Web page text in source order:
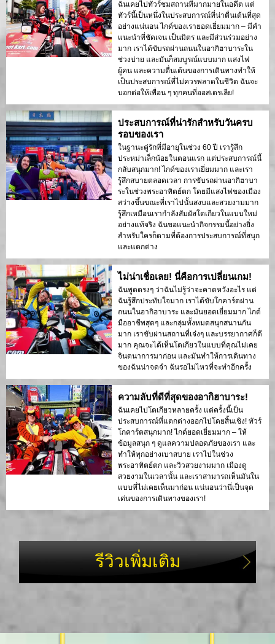
ฉันเคยไปทัวร์ชมสถานที่มากมายในอดีต แต่
ทัวร์นี้เป็นหนึ่งในประสบการณ์ที่น่าตื่นเต้นที่สุด
อย่างแน่นอน ไกด์ของเรายอดเยี่ยมมาก – มีคำ
แนะนำที่ชัดเจน เป็นมิตร และมีส่วนร่วมอย่าง
มาก เราได้ขับรถผ่านถนนในอากิฮาบาระใน
ช่วงบ่าย และมันก็สมบูรณ์แบบมาก แสงไฟ
ผู้คน และความตื่นเต้นของการเดินทางทำให้
เป็นประสบการณ์ที่ไม่ควรพลาดในชีวิต ฉันจะ
บอกต่อให้เพื่อน ๆ ทุกคนที่ออสเตรเลีย!
ประสบการณ์ที่น่ารักสำหรับวันครบ
รอบของเรา
ในฐานะคู่รักที่มีอายุในช่วง 60 ปี เรารู้สึก
ประหม่าเล็กน้อยในตอนแรก แต่ประสบการณ์นี้
กลับสนุกมาก! ไกด์ของเราเยี่ยมมาก และเรา
รู้สึกสบายตลอดเวลา การขับรถผ่านอากิฮาบา
ระในช่วงพระอาทิตย์ตก โดยมีแสงไฟของเมือง
สว่างขึ้นขณะที่เราไปนั้นสงบและสวยงามมาก
รู้สึกเหมือนเรากำลังสัมผัสโตเกียวในแบบใหม่
อย่างแท้จริง ฉันขอแนะนำกิจกรรมนี้อย่างยิ่ง
สำหรับใครก็ตามที่ต้องการประสบการณ์ที่สนุก
และแตกต่าง
ไม่น่าเชื่อเลย! นี่คือการเปลี่ยนเกม!
ฉันพูดตรงๆ ว่าฉันไม่รู้ว่าจะคาดหวังอะไร แต่
ฉันรู้สึกประทับใจมาก เราได้ขับโกคาร์ตผ่าน
ถนนในอากิฮาบาระ และมันยอดเยี่ยมมาก ไกด์
มืออาชีพสุดๆ และกลุ่มทั้งหมดสนุกสนานกัน
มาก เราขับผ่านสถานที่เจ๋งๆ และบรรยากาศก็ดี
มาก คุณจะได้เห็นโตเกียวในแบบที่คุณไม่เคย
จินตนาการมาก่อน และมันทำให้การเดินทาง
ของฉันน่าจดจำ ฉันรอไม่ไหวที่จะทำอีกครั้ง
ความลับที่ดีที่สุดของอากิฮาบาระ!
ฉันเคยไปโตเกียวหลายครั้ง แต่ครั้งนี้เป็น
ประสบการณ์ที่แตกต่างออกไปโดยสิ้นเชิง! ทัวร์
โกคาร์ตสนุกมาก! ไกด์ยอดเยี่ยมมาก – ให้
ข้อมูลสนุก ๆ ดูแลความปลอดภัยของเรา และ
ทำให้ทุกอย่างเบาสบาย เราไปในช่วง
พระอาทิตย์ตก และวิวสวยงามมาก เมืองดู
สวยงามในเวลานั้น และเราสามารถเห็นมันใน
แบบที่ไม่เคยเห็นมาก่อน แน่นอนว่านี่เป็นจุด
เด่นของการเดินทางของเรา!
รีวิวเพิ่มเติม